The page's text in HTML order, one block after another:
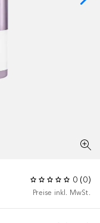
0 (0)
Preise inkl. MwSt.